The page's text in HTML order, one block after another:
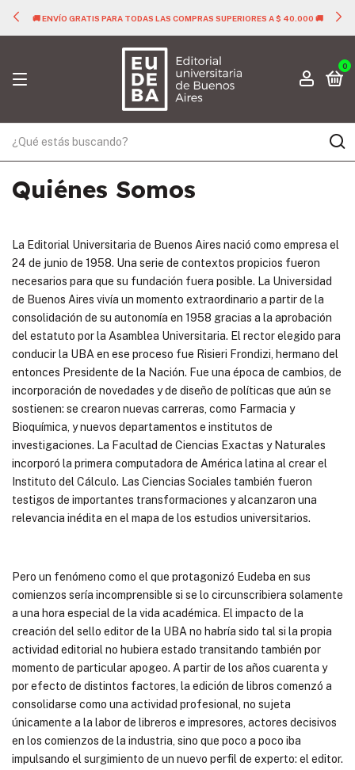
🚚 ENVÍO GRATIS PARA TODAS LAS COMPRAS SUPERIORES A $ 40.000 🚚
0
Quiénes Somos
La Editorial Universitaria de Buenos Aires nació como empresa el
24 de junio de 1958. Una serie de contextos propicios fueron
necesarios para que su fundación fuera posible. La Universidad
de Buenos Aires vivía un momento extraordinario a partir de la
consolidación de su autonomía en 1958 gracias a la aprobación
del estatuto por la Asamblea Universitaria. El rector elegido para
conducir la UBA en ese proceso fue Risieri Frondizi, hermano del
entonces Presidente de la Nación. Fue una época de cambios, de
incorporación de novedades y de diseño de políticas que aún se
sostienen: se crearon nuevas carreras, como Farmacia y
Bioquímica, y nuevos departamentos e institutos de
investigaciones. La Facultad de Ciencias Exactas y Naturales
incorporó la primera computadora de América latina al crear el
Instituto del Cálculo. Las Ciencias Sociales también fueron
testigos de importantes transformaciones y alcanzaron una
relevancia inédita en el mapa de los estudios universitarios.
Pero un fenómeno como el que protagonizó Eudeba en sus
comienzos sería incomprensible si se lo circunscribiera solamente
a una hora especial de la vida académica. El impacto de la
creación del sello editor de la UBA no habría sido tal si la propia
actividad editorial no hubiera estado transitando también por
momento de particular apogeo. A partir de los años cuarenta y
por efecto de distintos factores, la edición de libros comenzó a
consolidarse como una actividad profesional, no sujeta
únicamente a la labor de libreros e impresores, actores decisivos
en los comienzos de la industria, sino que poco a poco iba
impulsando el surgimiento de un nuevo perfil de experto: el editor.